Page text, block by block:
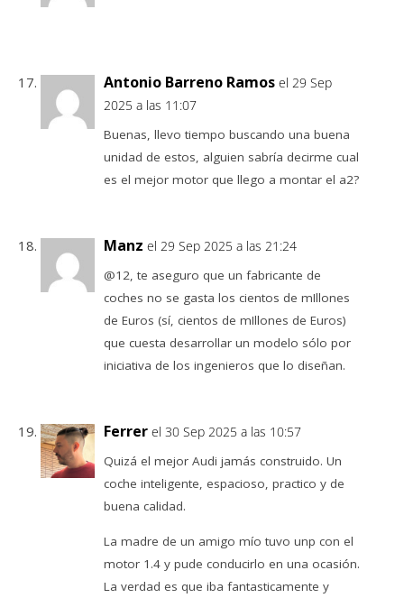
Antonio Barreno Ramos el 29 Sep
2025 a las 11:07
Buenas, llevo tiempo buscando una buena
unidad de estos, alguien sabría decirme cual
es el mejor motor que llego a montar el a2?
Manz el 29 Sep 2025 a las 21:24
@12, te aseguro que un fabricante de
coches no se gasta los cientos de mIllones
de Euros (sí, cientos de mIllones de Euros)
que cuesta desarrollar un modelo sólo por
iniciativa de los ingenieros que lo diseñan.
Ferrer el 30 Sep 2025 a las 10:57
Quizá el mejor Audi jamás construido. Un
coche inteligente, espacioso, practico y de
buena calidad.
La madre de un amigo mío tuvo unp con el
motor 1.4 y pude conducirlo en una ocasión.
La verdad es que iba fantasticamente y